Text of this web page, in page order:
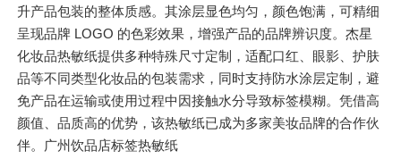
升产品包装的整体质感。其涂层显色均匀，颜色饱满，可精细
呈现品牌 LOGO 的色彩效果，增强产品的品牌辨识度。杰星
化妆品热敏纸提供多种特殊尺寸定制，适配口红、眼影、护肤
品等不同类型化妆品的包装需求，同时支持防水涂层定制，避
免产品在运输或使用过程中因接触水分导致标签模糊。凭借高
颜值、品质高的优势，该热敏纸已成为多家美妆品牌的合作伙
伴。广州饮品店标签热敏纸